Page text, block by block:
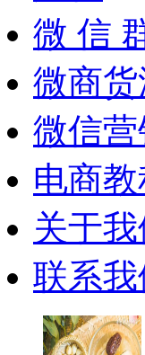
微 信
微商货
微信营
电商教
关于我
联系我